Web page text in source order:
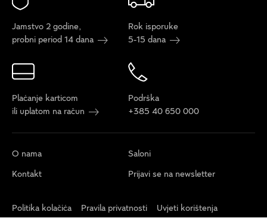
Jamstvo 2 godine,
probni period 14 dana
Rok isporuke
5-15 dana
Plaćanje karticom
ili uplatom na račun
Podrška
+385 40 650 000
O nama
Saloni
Kontakt
Prijavi se na newsletter
Politika kolačića Pravila privatnosti Uvjeti korištenja